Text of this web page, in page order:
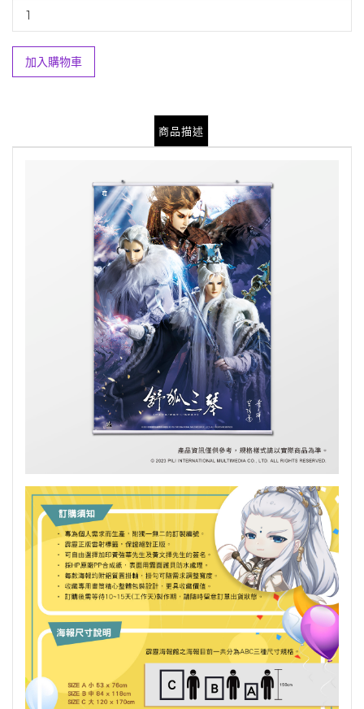
加入購物車
商品描述